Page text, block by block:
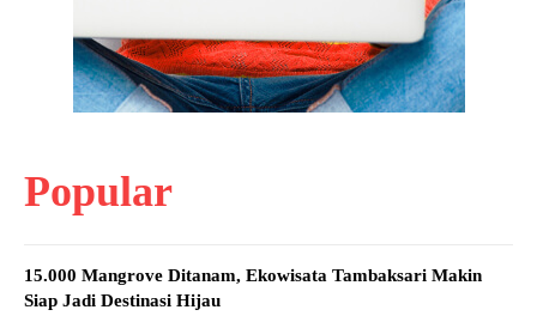
Popular
15.000 Mangrove Ditanam, Ekowisata Tambaksari Makin
Siap Jadi Destinasi Hijau